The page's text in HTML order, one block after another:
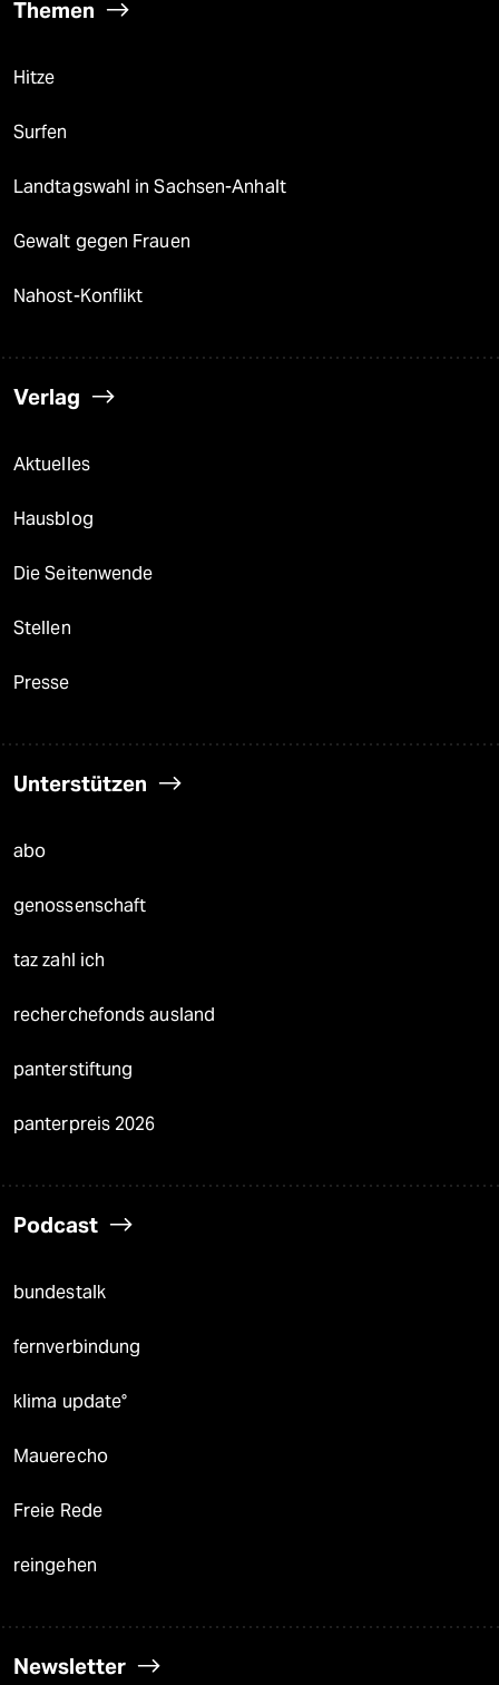
Themen
Hitze
Surfen
Landtagswahl in Sachsen-Anhalt
Gewalt gegen Frauen
Nahost-Konflikt
Verlag
Aktuelles
Hausblog
Die Seitenwende
Stellen
Presse
Unterstützen
abo
genossenschaft
taz zahl ich
recherchefonds ausland
panterstiftung
panterpreis 2026
Podcast
bundestalk
fernverbindung
klima update°
Mauerecho
Freie Rede
reingehen
Newsletter